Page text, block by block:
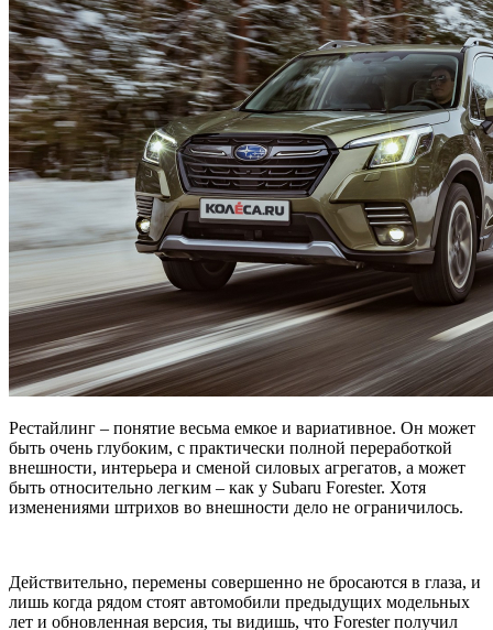
Рестайлинг – понятие весьма емкое и вариативное. Он может
быть очень глубоким, с практически полной переработкой
внешности, интерьера и сменой силовых агрегатов, а может
быть относительно легким – как у Subaru Forester. Хотя
изменениями штрихов во внешности дело не ограничилось.
Действительно, перемены совершенно не бросаются в глаза, и
лишь когда рядом стоят автомобили предыдущих модельных
лет и обновленная версия, ты видишь, что Forester получил